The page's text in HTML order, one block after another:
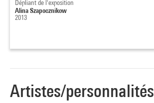
Dépliant de l'exposition
Alina Szapocznikow
2013
Artistes/personnalités